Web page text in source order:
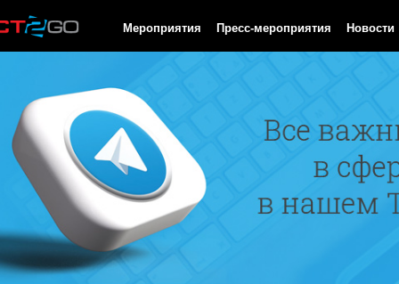
Мероприятия Пресс-мероприятия Новости